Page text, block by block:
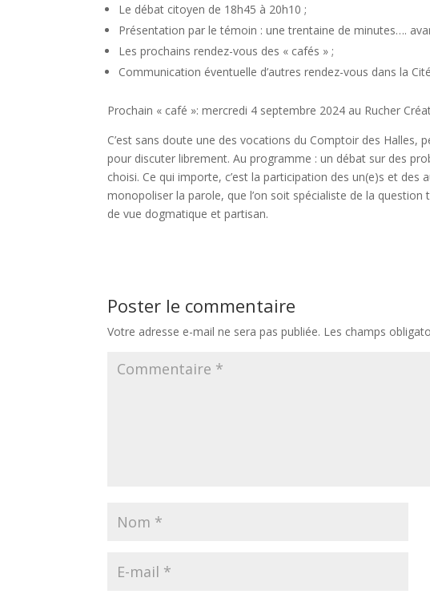
Le débat citoyen de 18h45 à 20h10 ;
Présentation par le témoin : une trentaine de minutes….
Les prochains rendez-vous des « cafés » ;
Communication éventuelle d’autres rendez-vous dans la
Prochain « café »: mercredi 4 septembre 2024 au Rucher
C’est sans doute une des vocations du Comptoir des
pour discuter librement. Au programme : un débat sur des
choisi. Ce qui importe, c’est la participation des un(e)s et des
monopoliser la parole, que l’on soit spécialiste de la question
de vue dogmatique et partisan.
Poster le commentaire
Votre adresse e-mail ne sera pas publiée. Les champs